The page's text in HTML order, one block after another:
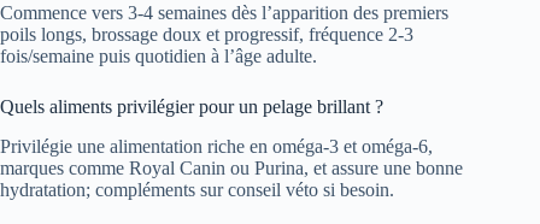
Commence vers 3-4 semaines dès l’apparition des premiers
poils longs, brossage doux et progressif, fréquence 2-3
fois/semaine puis quotidien à l’âge adulte.
Quels aliments privilégier pour un pelage brillant ?
Privilégie une alimentation riche en oméga-3 et oméga-6,
marques comme Royal Canin ou Purina, et assure une bonne
hydratation; compléments sur conseil véto si besoin.